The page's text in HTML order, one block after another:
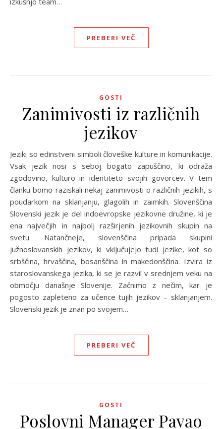
PREBERI VEČ
GOSTI
Zanimivosti iz različnih
jezikov
Jeziki so edinstveni simboli človeške kulture in komunikacije.
Vsak jezik nosi s seboj bogato zapuščino, ki odraža
zgodovino, kulturo in identiteto svojih govorcev. V tem
članku bomo raziskali nekaj zanimivosti o različnih jezikih, s
poudarkom na sklanjanju, glagolih in zaimkih. Slovenščina
Slovenski jezik je del indoevropske jezikovne družine, ki je
ena največjih in najbolj razširjenih jezikovnih skupin na
svetu. Natančneje, slovenščina pripada skupini
južnoslovanskih jezikov, ki vključujejo tudi jezike, kot so
srbščina, hrvaščina, bosanščina in makedonščina. Izvira iz
staroslovanskega jezika, ki se je razvil v srednjem veku na
območju današnje Slovenije. Začnimo z nečim, kar je
pogosto zapleteno za učence tujih jezikov – sklanjanjem.
Slovenski jezik je znan po svojem…
PREBERI VEČ
GOSTI
Poslovni Manager Pavao